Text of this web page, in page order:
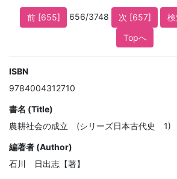
前 [655] 656/3748 次 [657]
Topへ
ISBN
9784004312710
書名 (Title)
農耕社会の成立 (シリーズ日本古代史 1)
編著者 (Author)
石川 日出志【著】